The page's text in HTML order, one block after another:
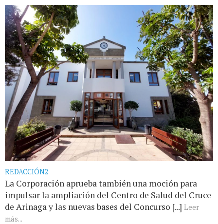
REDACCIÓN2
La Corporación aprueba también una moción para
impulsar la ampliación del Centro de Salud del Cruce
de Arinaga y las nuevas bases del Concurso [...] Leer
más...